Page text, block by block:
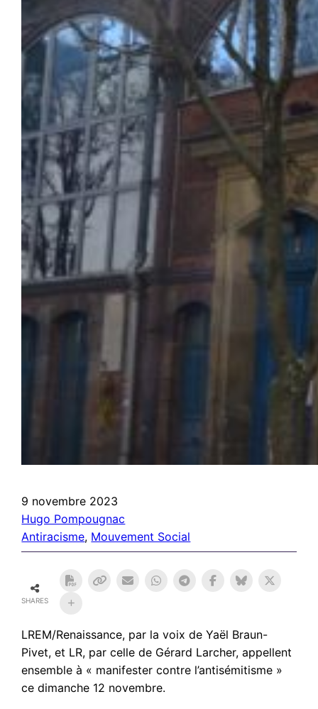
9 novembre 2023
Hugo Pompougnac
Antiracisme, Mouvement Social
SHARES
LREM/Renaissance, par la voix de Yaël Braun-
Pivet, et LR, par celle de Gérard Larcher, appellent
ensemble à « manifester contre l’antisémitisme »
ce dimanche 12 novembre.